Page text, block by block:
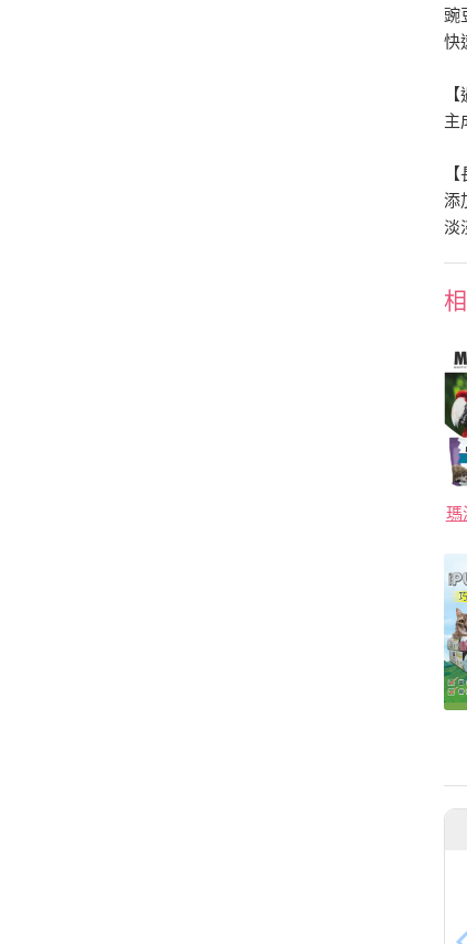
豌
快
主
添
淡
瑪